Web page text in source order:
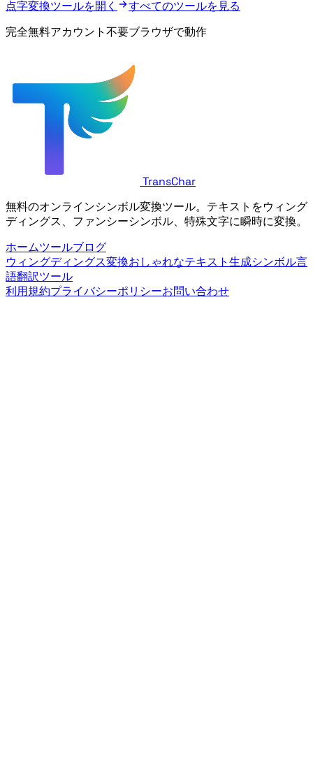
点字変換ツールを開く すべてのツールを見る
完全無料 · アカウント不要 · ブラウザで動作
TransChar
無料のオンラインシンボル変換ツール。テキストをウィング
ディングス、ファンシーシンボル、特殊文字に瞬時に変換。
ホームツールブログ
ウィングディングス変換おしゃれなテキスト生成シンボル言
語翻訳ツール
利用規約プライバシーポリシーお問い合わせ